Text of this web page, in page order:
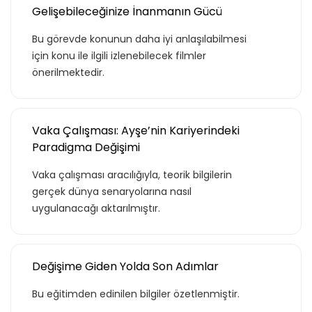
Gelişebileceğinize İnanmanın Gücü
Bu görevde konunun daha iyi anlaşılabilmesi
için konu ile ilgili izlenebilecek filmler
önerilmektedir.
Vaka Çalışması: Ayşe’nin Kariyerindeki
Paradigma Değişimi
Vaka çalışması aracılığıyla, teorik bilgilerin
gerçek dünya senaryolarına nasıl
uygulanacağı aktarılmıştır.
Değişime Giden Yolda Son Adımlar
Bu eğitimden edinilen bilgiler özetlenmiştir.
Teklif listende 50 adet eğitim bulunuyor. Bu
eğitimlere paket aboneliği alarak daha
avantajlı bir şekilde erişebilirsin.
Basic
Kurumun temelde ihtiyaç duyacağı, hem
kapsar.